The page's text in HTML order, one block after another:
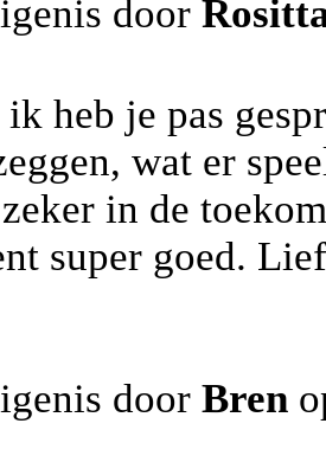
door
heb je pas
wat er
in de
super goed.
door Bren